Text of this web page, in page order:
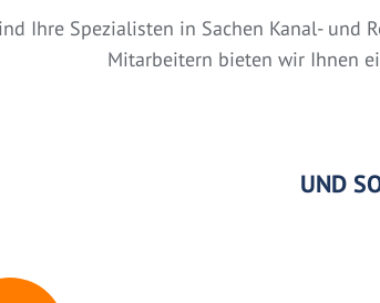
Ihre Spezialisten in Sachen Kanal- und
Mitarbeitern bieten wir Ihnen
UND